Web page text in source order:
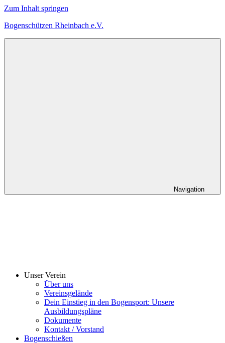
Zum Inhalt springen
Bogenschützen Rheinbach e.V.
Navigation
Unser Verein
Über uns
Vereinsgelände
Dein Einstieg in den Bogensport: Unsere
Ausbildungspläne
Dokumente
Kontakt / Vorstand
Bogenschießen